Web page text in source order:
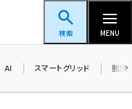
ドフォーラム
検索 MENU
AI スマートグリッド 脱炭